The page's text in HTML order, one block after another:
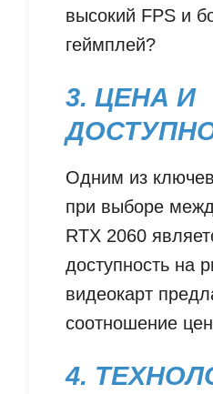
высокий FPS и
геймплей?
3. ЦЕНА И
Одним из
при выборе
RTX 2060
доступность на
видеокарт
соотношение
4.